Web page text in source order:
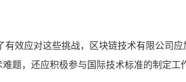
效应对这些挑战，区块链技术有限公司应
题，还应积极参与国际技术标准的制定工